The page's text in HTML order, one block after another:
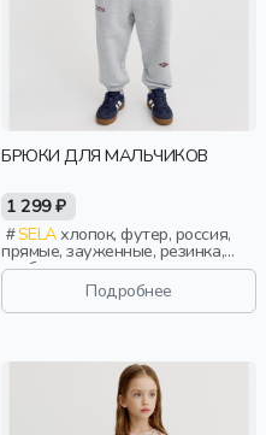
БРЮКИ ДЛЯ МАЛЬЧИКОВ
1 299 ₽
SELAхлопок, футер, россия,
прямые, зауженные, резинка,
свободные, принт, кулиска, пояс,
эластичные, повседневный,
спорт, мальчики, дети
Подробнее